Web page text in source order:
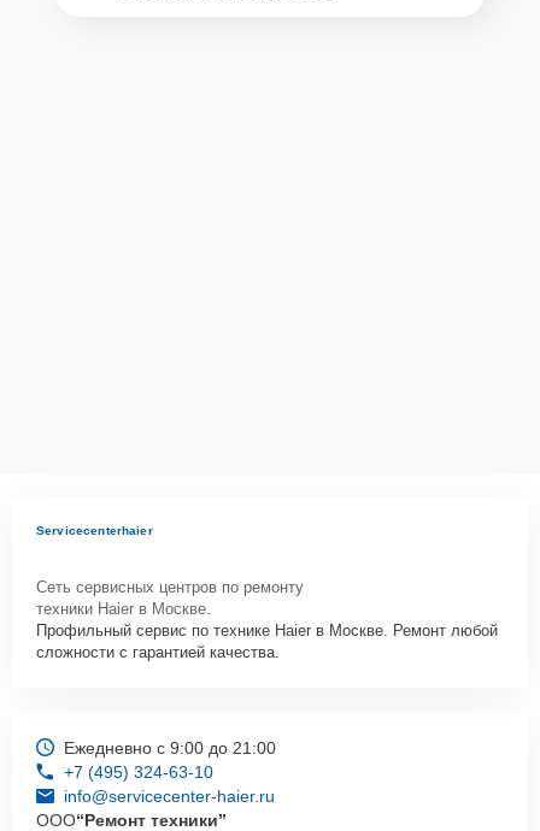
Servicecenterhaier
Сеть сервисных центров по ремонту
техники Haier в Москве.
Профильный сервис по технике Haier в Москве. Ремонт любой
сложности с гарантией качества.
Ежедневно с 9:00 до 21:00
+7 (495) 324-63-10
info@servicecenter-haier.ru
ООО“Ремонт техники”